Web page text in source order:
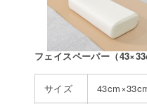
フェイスペーパー（
サイズ